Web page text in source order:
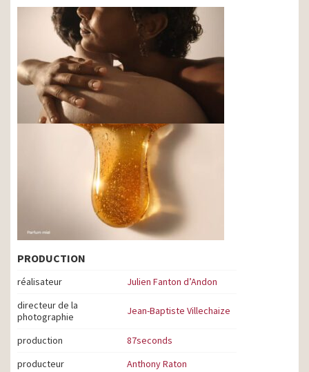
PRODUCTION
réalisateur
Julien Fanton d’Andon
directeur de la
photographie
Jean-Baptiste Villechaize
production
87seconds
producteur
Anthony Raton